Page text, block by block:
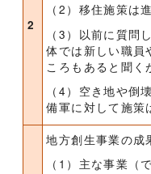
2
（2）移住施策は
（3）以前に質問
体では新しい職員
ころもあると聞く
（4）空き地や倒
備軍に対して施策
地方創生事業の成
（1）主な事業（